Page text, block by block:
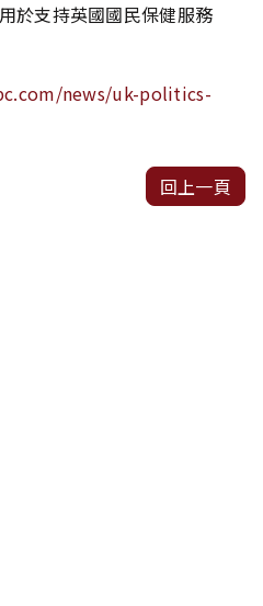
於支持英國國民保健服務
news/uk-politics-
回上一頁